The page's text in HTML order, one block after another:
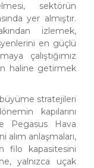
sektörün
yer almıştır.
izlemek,
en güçlü
çalıştığımız
haline getirmek
büyüme stratejileri
kapılarını
Pegasus Hava
alım anlaşmaları,
filo kapasitesini
yalnızca uçak